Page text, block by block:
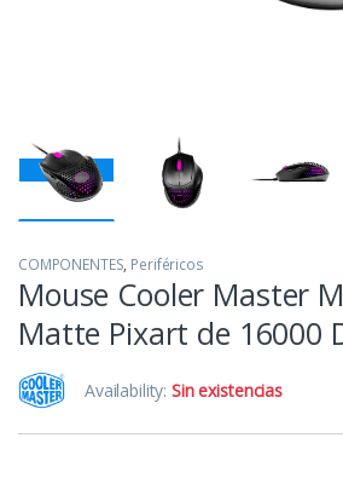
COMPONENTES, Periféricos
Mouse Cooler Master
Matte Pixart de 16000
Availability:Sin existencias